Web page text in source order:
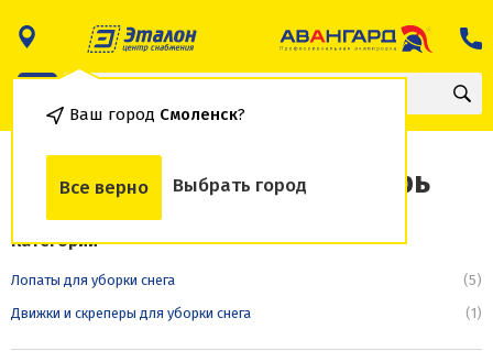
Ваш город Смоленск?
Все верно Выбрать город
Снегоуборочный инвентарь
Категории
Лопаты для уборки снега
(5)
Движки и скреперы для уборки снега
(1)